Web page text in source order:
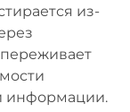
из-
информации.